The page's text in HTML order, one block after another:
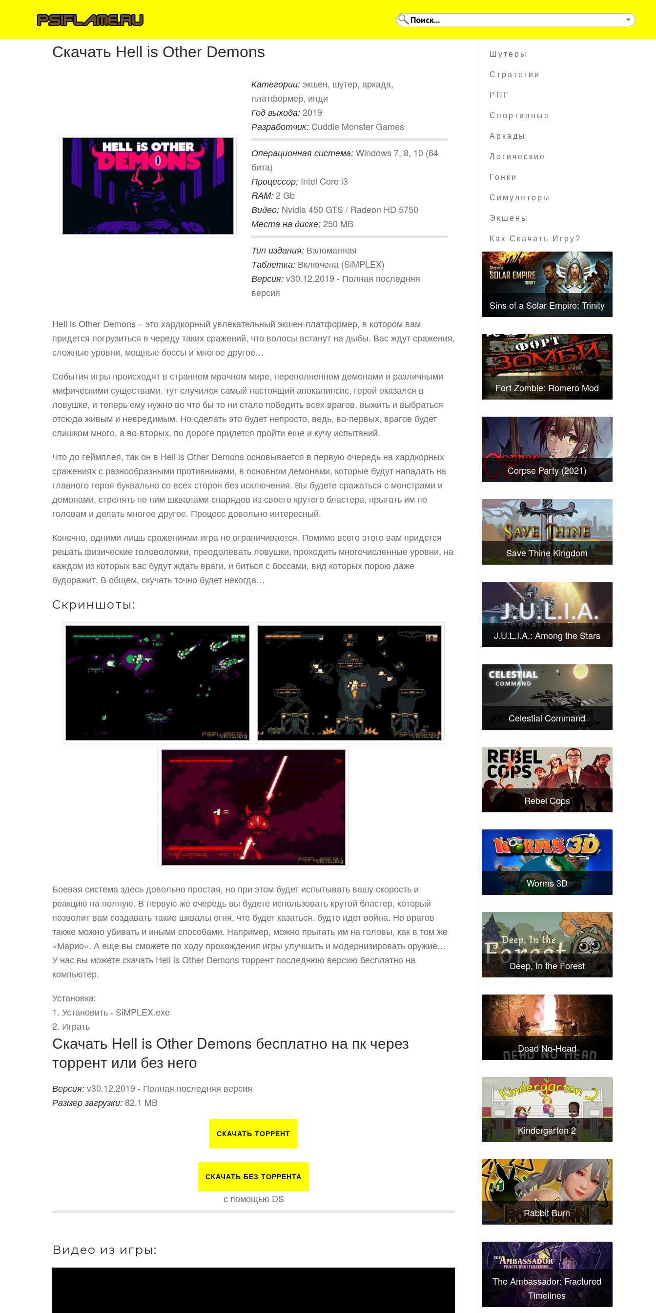
Скачать Hell is Other Demons
Категории: экшен, шутер, аркада,
платформер, инди
Год выхода: 2019
Разработчик: Cuddle Monster Games
Операционная система: Windows 7, 8, 10 (64
бита)
Процессор: Intel Core i3
RAM: 2 Gb
Видео: Nvidia 450 GTS / Radeon HD 5750
Места на диске: 250 MB
Тип издания: Взломанная
Таблетка: Включена (SiMPLEX)
Версия: v30.12.2019 - Полная последняя
версия
Hell is Other Demons – это хардкорный увлекательный экшен-платформер, в котором вам
придется погрузиться в череду таких сражений, что волосы встанут на дыбы. Вас ждут сражения,
сложные уровни, мощные боссы и многое другое…
События игры происходят в странном мрачном мире, переполненном демонами и различными
мифическими существами. тут случился самый настоящий апокалипсис, герой оказался в
ловушке, и теперь ему нужно во что бы то ни стало победить всех врагов, выжить и выбраться
отсюда живым и невредимым. Но сделать это будет непросто, ведь, во-первых, врагов будет
слишком много, а во-вторых, по дороге придется пройти еще и кучу испытаний.
Что до геймплея, так он в Hell is Other Demons основывается в первую очередь на хардкорных
сражениях с разнообразными противниками, в основном демонами, которые будут нападать на
главного героя буквально со всех сторон без исключения. Вы будете сражаться с монстрами и
демонами, стрелять по ним шквалами снарядов из своего крутого бластера, прыгать им по
головам и делать многое другое. Процесс довольно интересный.
Конечно, одними лишь сражениями игра не ограничивается. Помимо всего этого вам придется
решать физические головоломки, преодолевать ловушки, проходить многочисленные уровни, на
каждом из которых вас будут ждать враги, и биться с боссами, вид которых порою даже
будоражит. В общем, скучать точно будет некогда…
Скриншоты:
Боевая система здесь довольно простая, но при этом будет испытывать вашу скорость и
реакцию на полную. В первую же очередь вы будете использовать крутой бластер, который
позволит вам создавать такие шквалы огня, что будет казаться. будто идет война. Но врагов
также можно убивать и иными способами. Например, можно прыгать им на головы, как в том же
«Марио». А еще вы сможете по ходу прохождения игры улучшить и модернизировать оружие…
У нас вы можете скачать Hell is Other Demons торрент последнюю версию бесплатно на
компьютер.
Установка:
1. Установить - SiMPLEX.ехе
2. Играть
Скачать Hell is Other Demons бесплатно на пк через
торрент или без него
Версия: v30.12.2019 - Полная последняя версия
Размер загрузки: 82.1 MB
СКАЧАТЬ ТОРРЕНТ
СКАЧАТЬ БЕЗ ТОРРЕНТА
с помощью DS
Видео из игры:
Шутеры
Стратегии
РПГ
Спортивные
Аркады
Логические
Гонки
Симуляторы
Экшены
Как Скачать Игру?
Sins of a Solar Empire: Trinity
Fort Zombie: Romero Mod
Corpse Party (2021)
Save Thine Kingdom
J.U.L.I.A.: Among the Stars
Celestial Command
Rebel Cops
Worms 3D
Deep, In the Forest
Dead No-Head
Kindergarten 2
Rabbit Burn
The Ambassador: Fractured
Timelines